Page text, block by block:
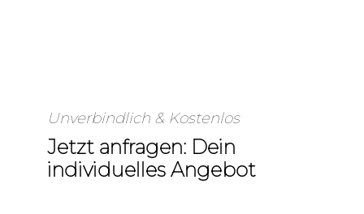
Unverbindlich & Kostenlos
Jetzt anfragen: Dein
individuelles Angebot